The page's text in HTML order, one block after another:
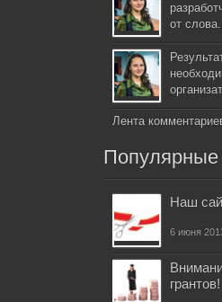
от
Лента
Популярные
Наш
6 июня
грантов!